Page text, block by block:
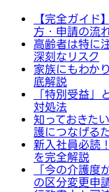
【完全ガイド
方・申請の流
高齢者は特に
深刻なリスク
家族にもわか
底解説
「特別受益」
対処法
知っておきた
護につなげる
新入社員必読
を完全解説
「今の介護
の区分変更申